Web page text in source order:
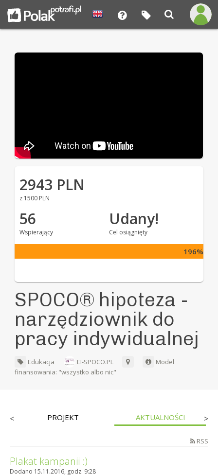
2943 PLN
z 1500 PLN
56
Wspierający
Udany!
Cel osiągnięty
196%
SPOCO® hipoteza -
narzędziownik do
pracy indywidualnej
Edukacja EI-SPOCO.PL
Model
finansowania: "wszystko albo nic"
< PROJEKT AKTUALNOŚCI >
RSS
Plakat kampanii :)
Dodano 15.11.2016, godz. 9:28